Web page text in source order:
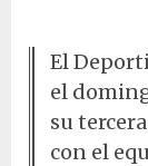
El
el
su
con el